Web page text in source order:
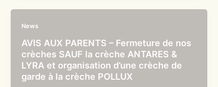
News
AVIS AUX PARENTS – Fermeture de nos
crèches SAUF la crèche ANTARES &
LYRA et organisation d’une crèche de
garde à la crèche POLLUX